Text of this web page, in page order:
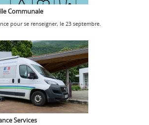
Communale
pour se renseigner, le 23 septembre.
Services